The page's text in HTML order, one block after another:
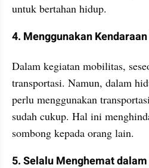
untuk bertahan hidup.
4. Menggunakan
Dalam kegiatan mobilitas,
transportasi. Namun, dalam
perlu menggunakan
sudah cukup. Hal ini
sombong kepada orang lain.
5. Selalu Menghemat